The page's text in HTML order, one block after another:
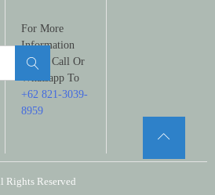
For More
Information
Please Call Or
Whatsapp To
+62 821-3039-
8959
Reserved